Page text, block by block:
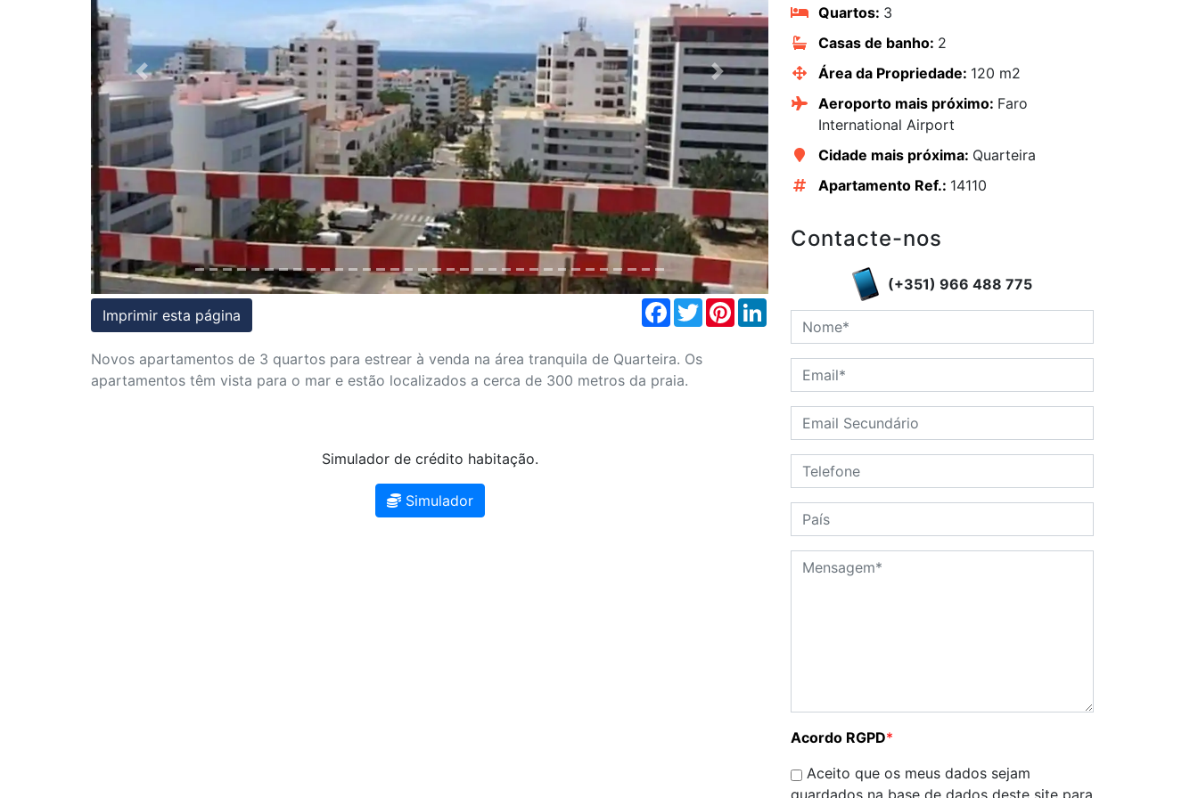
Condições
Testemunhos
Assessoria
Previous Next
Imprimir esta página
Facebook
TwitterPinterestLinkedIn
Novos apartamentos de 3 quartos para estrear à venda na área tranquila de Quarteira. Os
apartamentos têm vista para o mar e estão localizados a cerca de 300 metros da praia.
Simulador de crédito habitação.
Simulador
Quartos: 3
Casas de banho: 2
Área da Propriedade: 120 m2
Aeroporto mais próximo: Faro
International Airport
Cidade mais próxima: Quarteira
Apartamento Ref.: 14110
Contacte-nos
(+351) 966 488 775
Acordo RGPD*
Aceito que os meus dados sejam